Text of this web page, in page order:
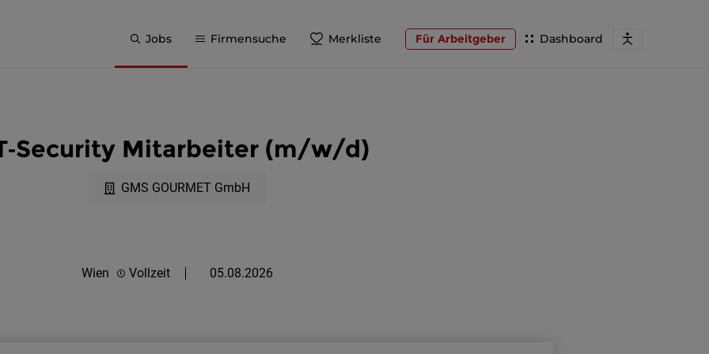
Jobs Firmensuche Merkliste Dashboard
Für Arbeitgeber
Mitarbeiter (m/w/d)
GMS GOURMET GmbH
Wien Vollzeit 05.08.2026